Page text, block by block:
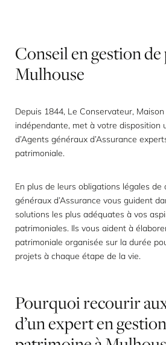
Conseilengestionde
Mulhouse
Depuis 1844, Le Conservateur,
indépendante, met à votre disposition
d’Agents généraux d’Assurance
patrimoniale.
En plus de leurs obligations légales de
généraux d’Assurance vous guident
solutions les plus adéquates à vos
patrimoniales. Ils vous aident à
patrimoniale organisée sur la durée
projets à chaque étape de la vie.
Pourquoirecourir
d’unexpertengestion